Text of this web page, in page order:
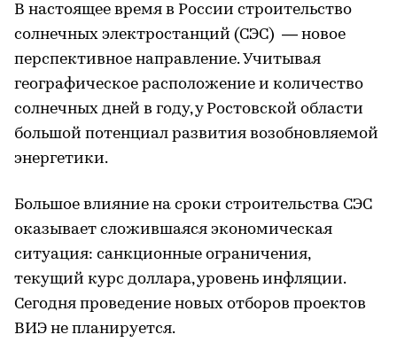
В настоящее время в России строительство
солнечных электростанций (СЭС) — новое
перспективное направление. Учитывая
географическое расположение и количество
солнечных дней в году, у Ростовской области
большой потенциал развития возобновляемой
энергетики.
Большое влияние на сроки строительства СЭС
оказывает сложившаяся экономическая
ситуация: санкционные ограничения,
текущий курс доллара, уровень инфляции.
Сегодня проведение новых отборов проектов
ВИЭ не планируется.